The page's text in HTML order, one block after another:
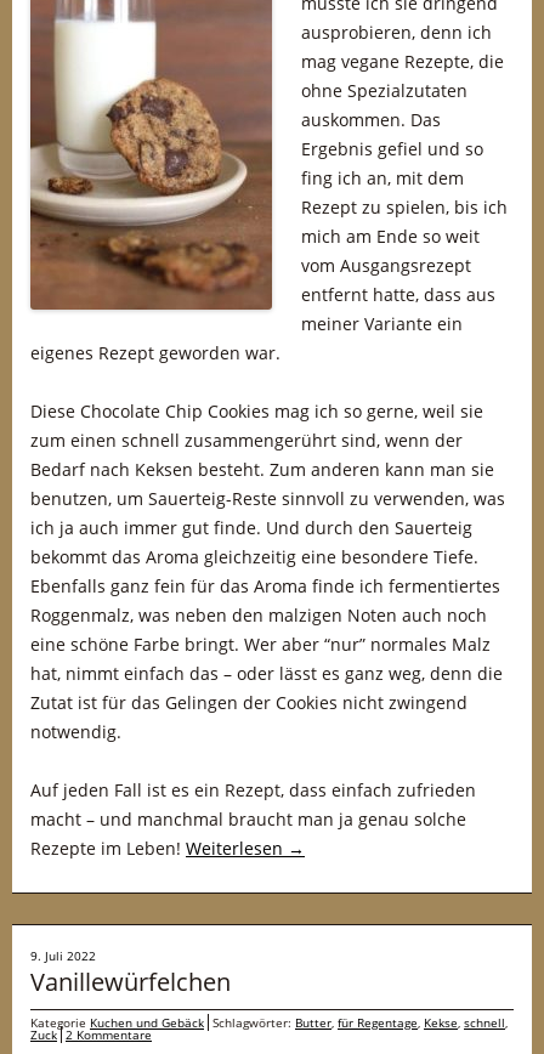
ausprobieren, denn ich
mag vegane Rezepte, die
ohne Spezialzutaten
auskommen. Das
Ergebnis gefiel und so
fing ich an, mit dem
Rezept zu spielen, bis ich
mich am Ende so weit
vom Ausgangsrezept
entfernt hatte, dass aus
meiner Variante ein
eigenes Rezept geworden war.
Diese Chocolate Chip Cookies mag ich so gerne, weil sie
zum einen schnell zusammengerührt sind, wenn der
Bedarf nach Keksen besteht. Zum anderen kann man sie
benutzen, um Sauerteig-Reste sinnvoll zu verwenden, was
ich ja auch immer gut finde. Und durch den Sauerteig
bekommt das Aroma gleichzeitig eine besondere Tiefe.
Ebenfalls ganz fein für das Aroma finde ich fermentiertes
Roggenmalz, was neben den malzigen Noten auch noch
eine schöne Farbe bringt. Wer aber “nur” normales Malz
hat, nimmt einfach das – oder lässt es ganz weg, denn die
Zutat ist für das Gelingen der Cookies nicht zwingend
notwendig.
Auf jeden Fall ist es ein Rezept, dass einfach zufrieden
macht – und manchmal braucht man ja genau solche
Rezepte im Leben! Weiterlesen →
9. Juli 2022
Vanillewürfelchen
Kategorie Kuchen und Gebäck Schlagwörter: Butter, für Regentage, Kekse, schnell,
Zuck 2 Kommentare